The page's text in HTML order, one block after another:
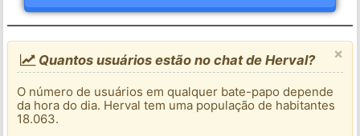
×
Quantos usuários estão no chat de Herval?
O número de usuários em qualquer bate-papo depende
da hora do dia. Herval tem uma população de habitantes
18.063.